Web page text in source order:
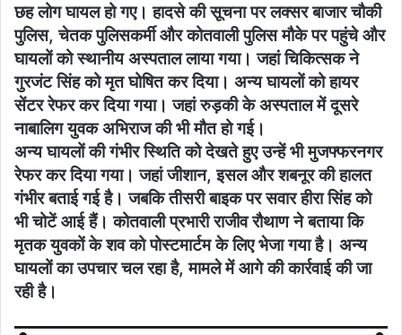
छह लोग घायल हो गए। हादसे की सूचना पर लक्सर बाजार चौकी
पुलिस, चेतक पुलिसकर्मी और कोतवाली पुलिस मौके पर पहुंचे और
घायलों को स्थानीय अस्पताल लाया गया। जहां चिकित्सक ने
गुरजंट सिंह को मृत घोषित कर दिया। अन्य घायलों को हायर
सेंटर रेफर कर दिया गया। जहां रुड़की के अस्पताल में दूसरे
नाबालिग युवक अभिराज की भी मौत हो गई।
अन्य घायलों की गंभीर स्थिति को देखते हुए उन्हें भी मुजफ्फरनगर
रेफर कर दिया गया। जहां जीशान, इसल और शबनूर की हालत
गंभीर बताई गई है। जबकि तीसरी बाइक पर सवार हीरा सिंह को
भी चोटें आई हैं। कोतवाली प्रभारी राजीव रौथाण ने बताया कि
मृतक युवकों के शव को पोस्टमार्टम के लिए भेजा गया है। अन्य
घायलों का उपचार चल रहा है, मामले में आगे की कार्रवाई की जा
रही है।